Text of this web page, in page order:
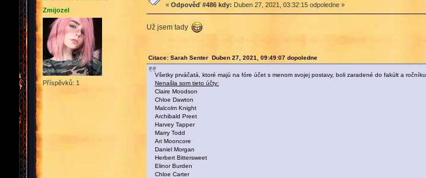
Zmijozel
Příspěvků: 1
« Odpověď #486 kdy: Duben 27, 2021, 03:32:15 odpoledne »
Už jsem tady
Citace: Sarah Senter Duben 27, 2021, 09:49:07 dopoledne
Všetky prváčatá, ktoré majú na fóre účet s menom svojej postavy, boli zaradené do fakúlt a ročníku.
Nenašla som tieto účty:
Claire Moodson
Chloe Dawton
Malcolm Knight
Archibald Preet
Harvey Tapper
Marry Todd
Ari Mooncore
Daniel Morgan
Herbert Bittersweet
Elinor Burden
Chloe Carter